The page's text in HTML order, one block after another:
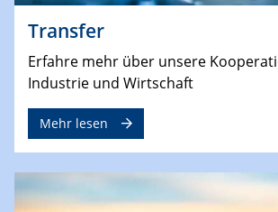
Transfer
Erfahre mehr über unsere
Industrie und Wirtschaft
Mehr lesen